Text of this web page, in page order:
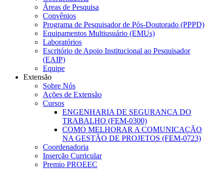
Áreas de Pesquisa
Convênios
Programa de Pesquisador de Pós-Doutorado (PPPD)
Equipamentos Multiusuário (EMUs)
Laboratórios
Escritório de Apoio Institucional ao Pesquisador
(EAIP)
Equipe
Extensão
Sobre Nós
Ações de Extensão
Cursos
ENGENHARIA DE SEGURANÇA DO
TRABALHO (FEM-0300)
COMO MELHORAR A COMUNICAÇÃO
NA GESTÃO DE PROJETOS (FEM-0723)
Coordenadoria
Inserção Curricular
Premio PROEEC